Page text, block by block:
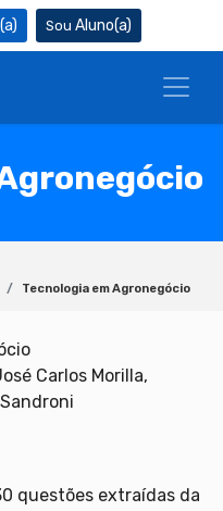
Aluno(a)
Tecnologia em Agronegócio
Carlos Morilla,
questões extraídas da